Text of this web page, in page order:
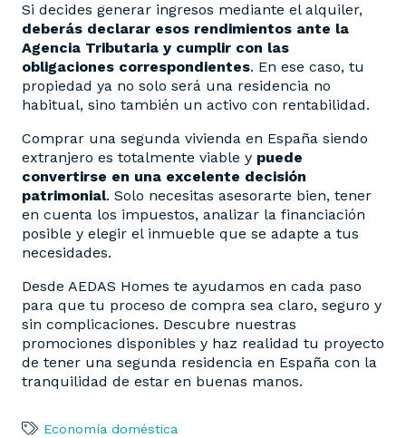
Si decides generar ingresos mediante el alquiler,
deberás declarar esos rendimientos ante la
Agencia Tributaria y cumplir con las
obligaciones correspondientes. En ese caso, tu
propiedad ya no solo será una residencia no
habitual, sino también un activo con rentabilidad.
Comprar una segunda vivienda en España siendo
extranjero es totalmente viable y puede
convertirse en una excelente decisión
patrimonial. Solo necesitas asesorarte bien, tener
en cuenta los impuestos, analizar la financiación
posible y elegir el inmueble que se adapte a tus
necesidades.
Desde AEDAS Homes te ayudamos en cada paso
para que tu proceso de compra sea claro, seguro y
sin complicaciones. Descubre nuestras
promociones disponibles y haz realidad tu proyecto
de tener una segunda residencia en España con la
tranquilidad de estar en buenas manos.
Economía doméstica